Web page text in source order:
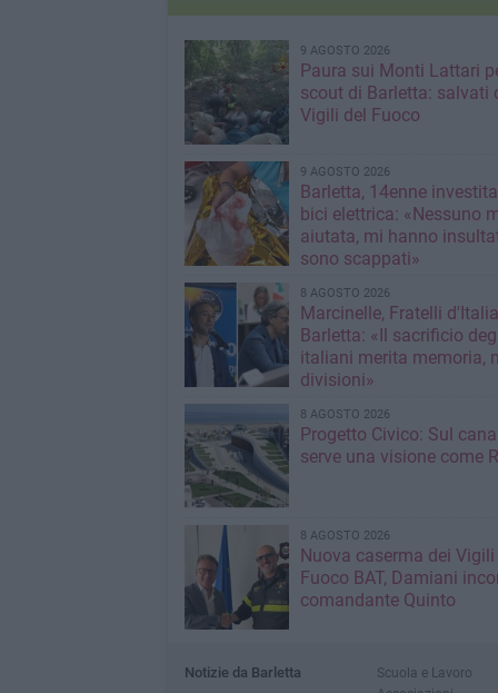
9 AGOSTO 2026
Paura sui Monti Lattari
scout di Barletta: salvati
Vigili del Fuoco
9 AGOSTO 2026
Barletta, 14enne
bici elettrica: «Nessuno
aiutata, mi hanno insultato e poi
sono scappati»
8 AGOSTO 2026
Marcinelle, Fratelli
Barletta: «Il sacrificio
italiani merita memoria,
divisioni»
8 AGOSTO 2026
Progetto Civico: Sul
serve una visione come
8 AGOSTO 2026
Nuova caserma dei Vigili
Fuoco BAT, Damiani
comandante Quinto
Notizie da Barletta
Scuola e Lavoro